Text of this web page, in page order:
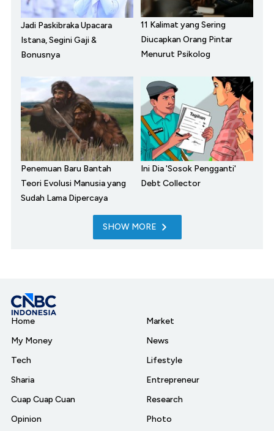
Jadi Paskibraka Upacara
Istana, Segini Gaji &
Bonusnya
11 Kalimat yang Sering
Diucapkan Orang Pintar
Menurut Psikolog
Penemuan Baru Bantah
Teori Evolusi Manusia yang
Sudah Lama Dipercaya
Ini Dia 'Sosok Pengganti'
Debt Collector
SHOW MORE
Home
My Money
Tech
Sharia
Cuap Cuap Cuan
Opinion
Market
News
Lifestyle
Entrepreneur
Research
Photo